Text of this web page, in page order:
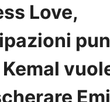
Love,